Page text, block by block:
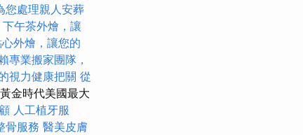
您處理親人安葬
下午茶外燴，讓
外燴，讓您的
專業搬家團隊，
視力健康把關 從
金時代美國最大
人工植牙服
骨服務 醫美皮膚